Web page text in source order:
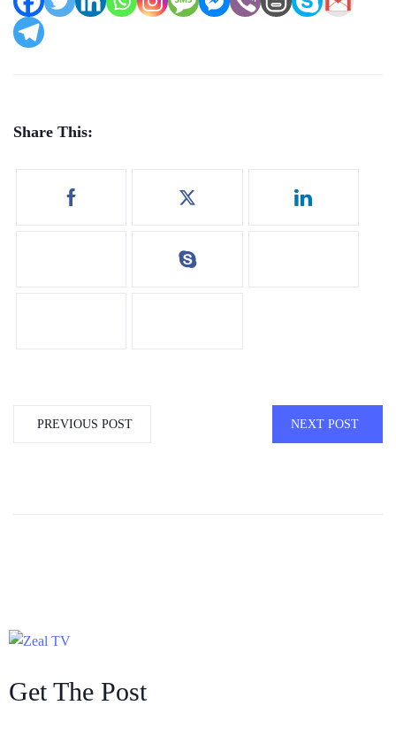
Share This:
PREVIOUS POST NEXT POST
Get The Post